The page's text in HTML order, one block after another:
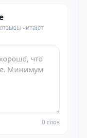
читают
0 слов